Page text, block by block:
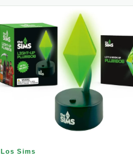
Los Sims